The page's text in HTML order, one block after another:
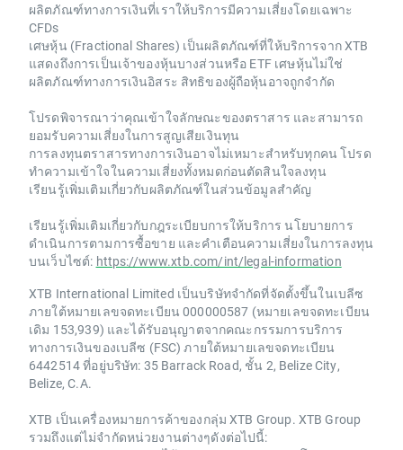
ผลิตภัณฑ์ทางการเงินที่เราให้บริการมีความเสี่ยงโดยเฉพาะ
CFDs
เศษหุ้น (Fractional Shares) เป็นผลิตภัณฑ์ที่ให้บริการจาก XTB
แสดงถึงการเป็นเจ้าของหุ้นบางส่วนหรือ ETF เศษหุ้นไม่ใช่
ผลิตภัณฑ์ทางการเงินอิสระ สิทธิของผู้ถือหุ้นอาจถูกจำกัด
โปรดพิจารณาว่าคุณเข้าใจลักษณะของตราสาร และสามารถ
ยอมรับความเสี่ยงในการสูญเสียเงินทุน
การลงทุนตราสารทางการเงินอาจไม่เหมาะสำหรับทุกคน โปรด
ทำความเข้าใจในความเสี่ยงทั้งหมดก่อนตัดสินใจลงทุน
เรียนรู้เพิ่มเติมเกี่ยวกับผลิตภัณฑ์ในส่วนข้อมูลสำคัญ
เรียนรู้เพิ่มเติมเกี่ยวกับกฎระเบียบการให้บริการ นโยบายการ
ดำเนินการตามการซื้อขาย และคำเตือนความเสี่ยงในการลงทุน
บนเว็บไซต์: https://www.xtb.com/int/legal-information
XTB International Limited เป็นบริษัทจำกัดที่จัดตั้งขึ้นในเบลีซ
ภายใต้หมายเลขจดทะเบียน 000000587 (หมายเลขจดทะเบียน
เดิม 153,939) และได้รับอนุญาตจากคณะกรรมการบริการ
ทางการเงินของเบลีซ (FSC) ภายใต้หมายเลขจดทะเบียน
6442514 ที่อยู่บริษัท: 35 Barrack Road, ชั้น 2, Belize City,
Belize, C.A.
XTB เป็นเครื่องหมายการค้าของกลุ่ม XTB Group. XTB Group
รวมถึงแต่ไม่จำกัดหน่วยงานต่างๆดังต่อไปนี้: